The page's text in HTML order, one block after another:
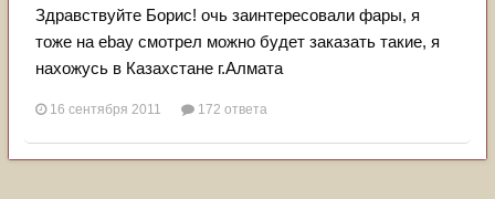
Здравствуйте Борис! очь заинтересовали фары, я
тоже на ebay смотрел можно будет заказать такие, я
нахожусь в Казахстане г.Алмата
16 сентября 2011 172 ответа